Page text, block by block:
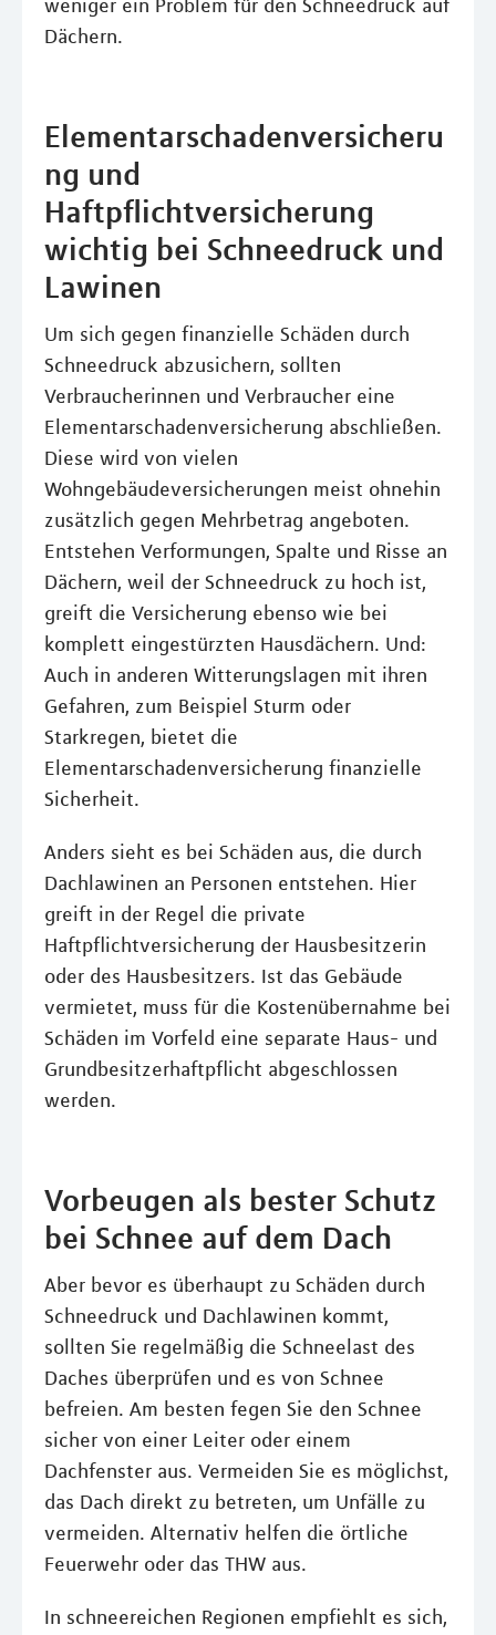
weniger ein Problem für den Schneedruck auf
Dächern.
Elementarschadenversicheru
ng und
Haftpflichtversicherung
wichtig bei Schneedruck und
Lawinen
Um sich gegen finanzielle Schäden durch
Schneedruck abzusichern, sollten
Verbraucherinnen und Verbraucher eine
Elementarschadenversicherung abschließen.
Diese wird von vielen
Wohngebäudeversicherungen meist ohnehin
zusätzlich gegen Mehrbetrag angeboten.
Entstehen Verformungen, Spalte und Risse an
Dächern, weil der Schneedruck zu hoch ist,
greift die Versicherung ebenso wie bei
komplett eingestürzten Hausdächern. Und:
Auch in anderen Witterungslagen mit ihren
Gefahren, zum Beispiel Sturm oder
Starkregen, bietet die
Elementarschadenversicherung finanzielle
Sicherheit.
Anders sieht es bei Schäden aus, die durch
Dachlawinen an Personen entstehen. Hier
greift in der Regel die private
Haftpflichtversicherung der Hausbesitzerin
oder des Hausbesitzers. Ist das Gebäude
vermietet, muss für die Kostenübernahme bei
Schäden im Vorfeld eine separate Haus- und
Grundbesitzerhaftpflicht abgeschlossen
werden.
Vorbeugen als bester Schutz
bei Schnee auf dem Dach
Aber bevor es überhaupt zu Schäden durch
Schneedruck und Dachlawinen kommt,
sollten Sie regelmäßig die Schneelast des
Daches überprüfen und es von Schnee
befreien. Am besten fegen Sie den Schnee
sicher von einer Leiter oder einem
Dachfenster aus. Vermeiden Sie es möglichst,
das Dach direkt zu betreten, um Unfälle zu
vermeiden. Alternativ helfen die örtliche
Feuerwehr oder das THW aus.
In schneereichen Regionen empfiehlt es sich,